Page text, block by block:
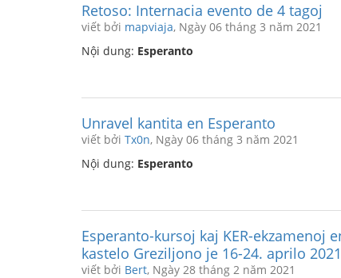
Retoso: Internacia evento de 4 tagoj
viết bởi mapviaja, Ngày 06 tháng 3 năm 2021
Nội dung: Esperanto
Unravel kantita en Esperanto
viết bởi Tx0n, Ngày 06 tháng 3 năm 2021
Nội dung: Esperanto
Esperanto-kursoj kaj KER-ekzamenoj
kastelo Greziljono je 16-24. aprilo
viết bởi Bert, Ngày 28 tháng 2 năm 2021